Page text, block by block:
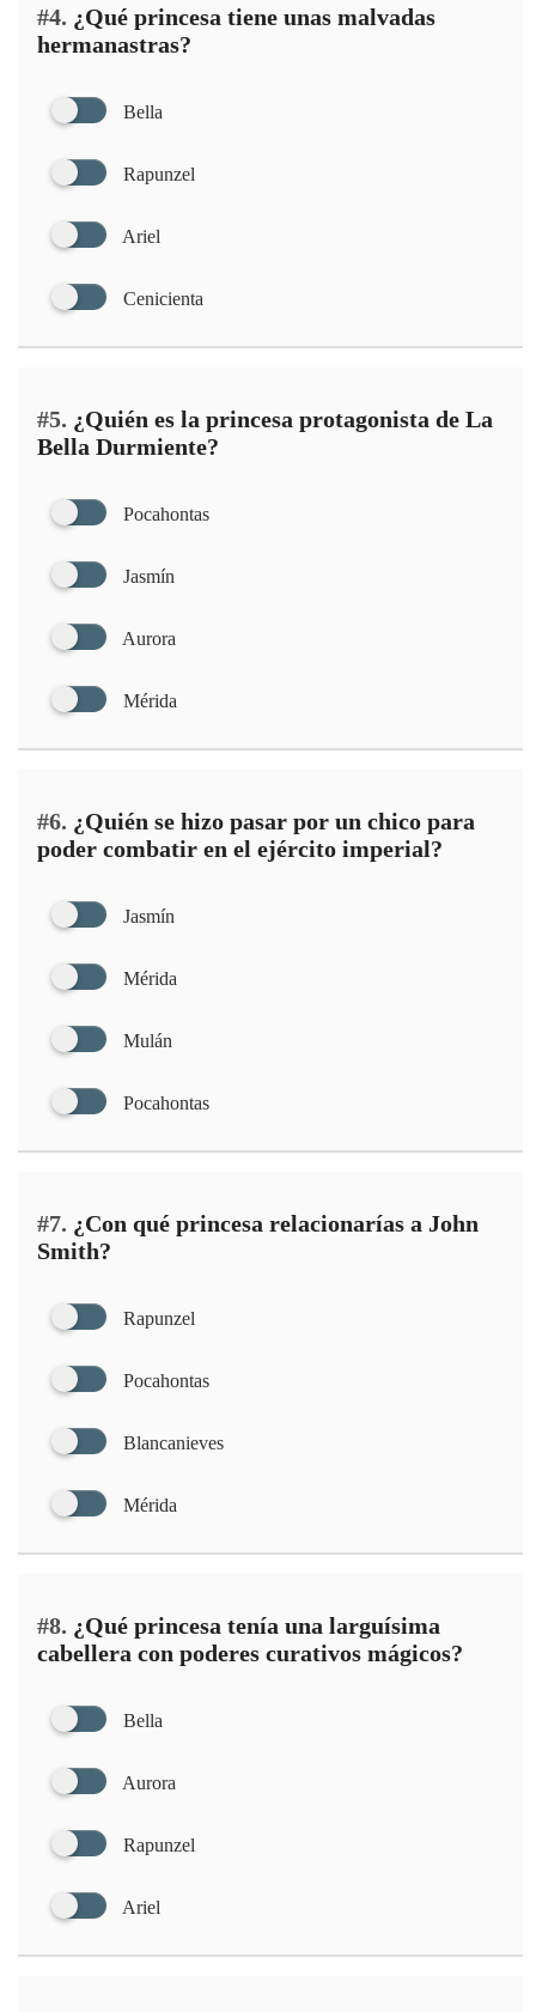
#4. ¿Qué princesa tiene unas malvadas
hermanastras?
Bella
Rapunzel
Ariel
Cenicienta
#5. ¿Quién es la princesa protagonista de La
Bella Durmiente?
Pocahontas
Jasmín
Aurora
Mérida
#6. ¿Quién se hizo pasar por un chico para
poder combatir en el ejército imperial?
Jasmín
Mérida
Mulán
Pocahontas
#7. ¿Con qué princesa relacionarías a John
Smith?
Rapunzel
Pocahontas
Blancanieves
Mérida
#8. ¿Qué princesa tenía una larguísima
cabellera con poderes curativos mágicos?
Bella
Aurora
Rapunzel
Ariel